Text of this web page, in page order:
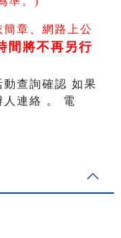
章、網路上公
間將不再另行
查詢確認 如果
人連絡 。 電